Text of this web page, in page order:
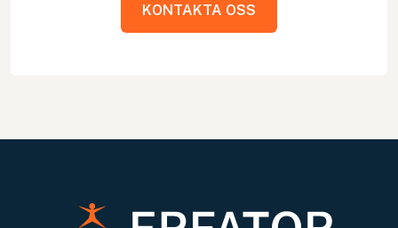
KONTAKTA OSS
KONTAKTA OSS